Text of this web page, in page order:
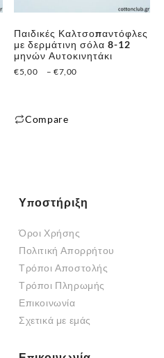
Παιδικές Καλτσοπαντόφλες
με δερμάτινη σόλα 8-12
μηνών Αυτοκινητάκι
€5,00 – €7,00
Compare
πολλαπλές
Οι
επιλογές
μπορούν
να
επιλεγούν
στη
Υποστήριξη
Όροι Χρήσης
Πολιτική Απορρήτου
Τρόποι Αποστολής
Τρόποι Πληρωμής
Επικοινωνία
Σχετικά με εμάς